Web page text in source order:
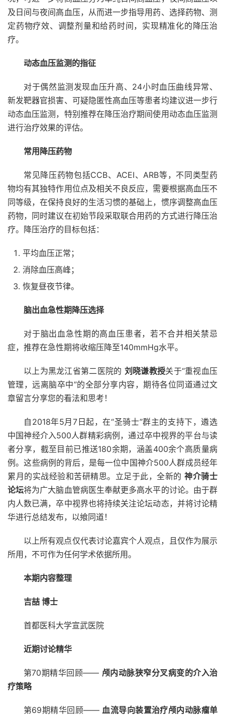
及日间与夜间高血压，从而进一步指导用药、选择药物、测
定药物疗效、调整剂量和给药时间，实现精准化的降压治
疗。
动态血压监测的指征
对于偶然监测发现血压升高、24小时血压曲线异常、
新发靶器官损害、可疑隐匿性高血压等患者均建议进一步行
动态血压监测，特别推荐在降压治疗期间使用动态血压监测
进行治疗效果的评估。
常用降压药物
常见降压药物包括CCB、ACEI、ARB等，不同类型药
物均有其独特作用位点及相关不良反应，需要根据高血压不
同等级，在保持良好的生活习惯的基础上，惯序调整高血压
药物，同时建议在初始节段采取联合用药的方式进行降压治
疗。降压治疗的目标包括：
平均血压正常；
消除血压高峰；
恢复昼夜节律。
脑出血急性期降压选择
对于脑出血急性期的高血压患者，若不合并相关禁忌
症，推荐在急性期将收缩压降至140mmHg水平。
以上为黑龙江省第二医院的 刘晓谦教授关于“重视血压
管理，远离脑卒中”的全部分享内容，期待各位同道通过文
章留言分享您的看法和思考！
自2018年5月7日起，在“圣骑士”群主的支持下，遴选
中国神经介入500人群精彩病例，通过卒中视界的平台与读
者分享，截至目前已推送180余期，涵盖400余个高质量病
例。这些病例的背后，是每一位中国神介500人群成员经年
累月的实战经验和苦研精思。立足于此，全新的神介骑士
论坛将为广大脑血管病医生奉献更多高水平的讨论。由于群
内人数已满，卒中视界也将持续关注论坛动态，并将讨论精
华进行总结发布，以飨同道！
以上所有观点仅代表讨论嘉宾个人观点，且仅作为展示
所用，不可作为任何学术依据所用。
本期内容整理
吉喆 博士
首都医科大学宣武医院
近期讨论精华
第70期精华回顾—— 颅内动脉狭窄分叉病变的介入治
疗策略
第69期精华回顾——血流导向装置治疗颅内动脉瘤单